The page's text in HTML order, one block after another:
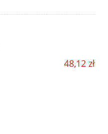
48,12 zł